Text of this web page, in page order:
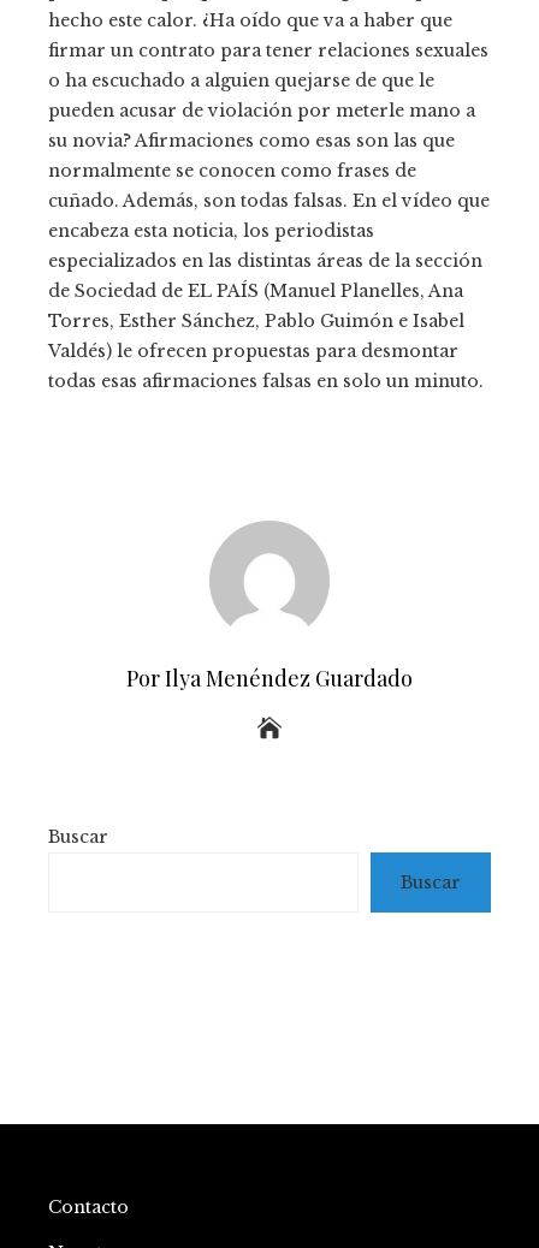
hecho este calor. ¿Ha oído que va a haber que
firmar un contrato para tener relaciones sexuales
o ha escuchado a alguien quejarse de que le
pueden acusar de violación por meterle mano a
su novia? Afirmaciones como esas son las que
normalmente se conocen como frases de
cuñado. Además, son todas falsas. En el vídeo que
encabeza esta noticia, los periodistas
especializados en las distintas áreas de la sección
de Sociedad de EL PAÍS (Manuel Planelles, Ana
Torres, Esther Sánchez, Pablo Guimón e Isabel
Valdés) le ofrecen propuestas para desmontar
todas esas afirmaciones falsas en solo un minuto.
Por Ilya Menéndez Guardado
Buscar
Buscar
Contacto